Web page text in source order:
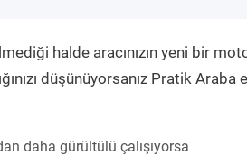
halde aracınızın yeni bir
düşünüyorsanız Pratik Araba
daha gürültülü çalışıyorsa